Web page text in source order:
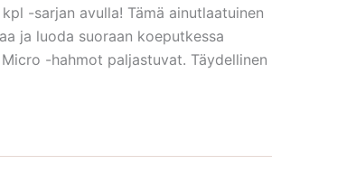
-sarjan avulla! Tämä ainutlaatuinen
ja luoda suoraan koeputkessa
-hahmot paljastuvat. Täydellinen